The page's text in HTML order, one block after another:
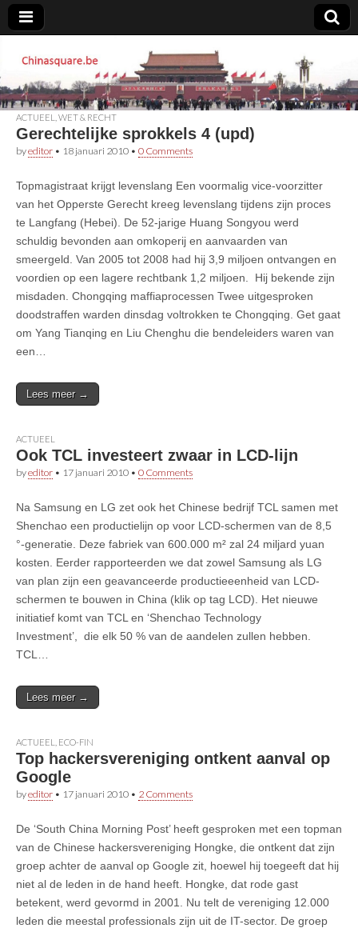
Chinasquare.be
ACTUEEL WET & RECHT
Gerechtelijke sprokkels 4 (upd)
byeditor • 18 januari 2010 • 0 Comments
Topmagistraat krijgt levenslang Een voormalig vice-voorzitter
van het Opperste Gerecht kreeg levenslang tijdens zijn proces
te Langfang (Hebei). De 52-jarige Huang Songyou werd
schuldig bevonden aan omkoperij en aanvaarden van
smeergeld. Van 2005 tot 2008 had hij 3,9 miljoen ontvangen en
voordien op een lagere rechtbank 1,2 miljoen. Hij bekende zijn
misdaden. Chongqing maffiaprocessen Twee uitgesproken
doodstraffen warden dinsdag voltrokken te Chongqing. Get gaat
om Yang Tianqing en Liu Chenghu die bendeleiders waren van
een…
Lees meer →
ACTUEEL
Ook TCL investeert zwaar in LCD-lijn
byeditor • 17 januari 2010 • 0 Comments
Na Samsung en LG zet ook het Chinese bedrijf TCL samen met
Shenchao een productielijn op voor LCD-schermen van de 8,5
°-generatie. Deze fabriek van 600.000 m² zal 24 miljard yuan
kosten. Eerder rapporteerden we dat zowel Samsung als LG
van plan zijn een geavanceerde productieeenheid van LCD-
schermen te bouwen in China (klik op tag LCD). Het nieuwe
initiatief komt van TCL en ‘Shenchao Technology
Investment’, die elk 50 % van de aandelen zullen hebben.
TCL…
Lees meer →
ACTUEEL ECO-FIN
Top hackersvereniging ontkent aanval op
Google
byeditor • 17 januari 2010 • 2 Comments
De ‘South China Morning Post’ heeft gesproken met een topman
van de Chinese hackersvereniging Hongke, die ontkent dat zijn
groep achter de aanval op Google zit, hoewel hij toegeeft dat hij
niet al de leden in de hand heeft. Hongke, dat rode gast
betekent, werd gevormd in 2001. Nu telt de vereniging 12.000
leden die meestal professionals zijn uit de IT-sector. De groep